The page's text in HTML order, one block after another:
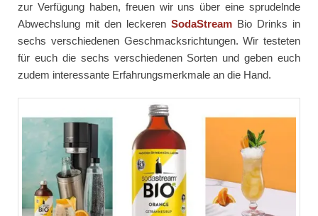
zur Verfügung haben, freuen wir uns über eine sprudelnde
Abwechslung mit den leckeren SodaStream Bio Drinks in
sechs verschiedenen Geschmacksrichtungen. Wir testeten
für euch die sechs verschiedenen Sorten und geben euch
zudem interessante Erfahrungsmerkmale an die Hand.